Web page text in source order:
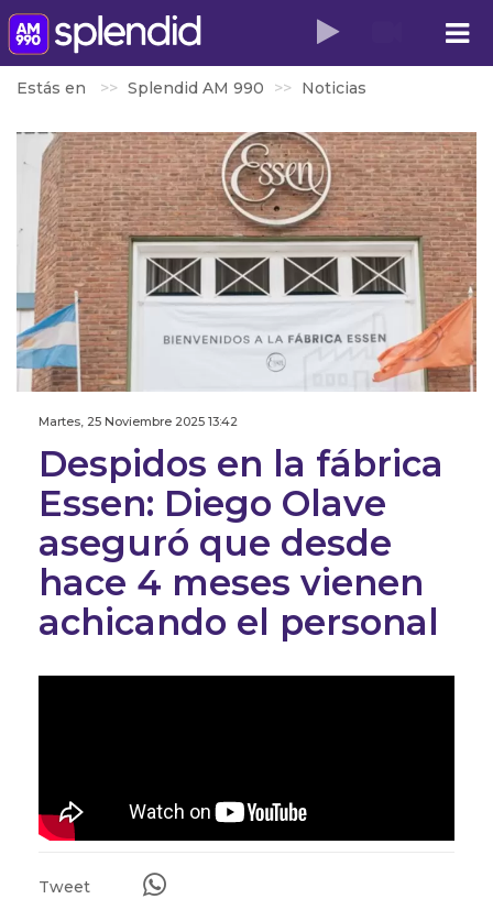
Estás en Splendid AM 990 Noticias
Martes, 25 Noviembre 2025 13:42
Despidos en la fábrica
Essen: Diego Olave
aseguró que desde
hace 4 meses vienen
achicando el personal
Tweet